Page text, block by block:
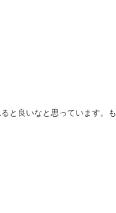
と良いなと思っています。も